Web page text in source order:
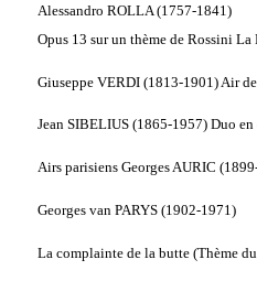
Alessandro ROLLA (1757-1841)
Opus 13 sur un thème de Rossini La
Giuseppe VERDI (1813-1901) Air
Jean SIBELIUS (1865-1957) Duo
Airs parisiens Georges AURIC
Georges van PARYS (1902-1971)
La complainte de la butte (Thème